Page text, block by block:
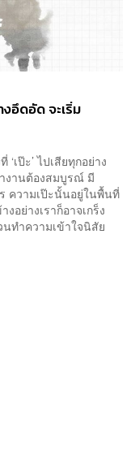
อึดอัด จะเริ่ม
เป๊ะ’ ไปเสียทุกอย่าง
งานต้องสมบูรณ์ มี
ความเป๊ะนั้นอยู่ในพื้นที่
อย่างเราก็อาจเกร็ง
ทำความเข้าใจนิสัย